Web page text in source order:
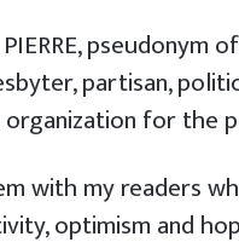
pseudonym
partisan,
organization for the
with my readers
optimism and